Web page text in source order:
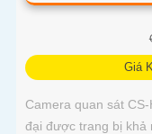
Giá
Camera quan sát
đại được trang bị khả